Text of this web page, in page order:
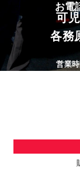
お電
可
各務
営業